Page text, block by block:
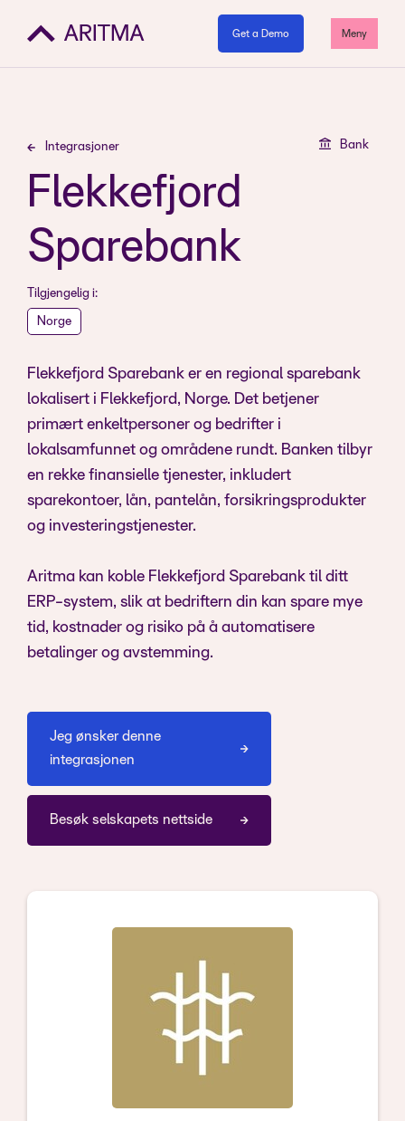
Get a Demo Meny
Integrasjoner Bank
Flekkefjord
Sparebank
Tilgjengelig i:
Norge
Flekkefjord Sparebank er en regional sparebank
lokalisert i Flekkefjord, Norge. Det betjener
primært enkeltpersoner og bedrifter i
lokalsamfunnet og områdene rundt. Banken tilbyr
en rekke finansielle tjenester, inkludert
sparekontoer, lån, pantelån, forsikringsprodukter
og investeringstjenester.
Aritma kan koble Flekkefjord Sparebank til ditt
ERP-system, slik at bedriftern din kan spare mye
tid, kostnader og risiko på å automatisere
betalinger og avstemming.
Jeg ønsker denne
integrasjonen
Besøk selskapets nettside